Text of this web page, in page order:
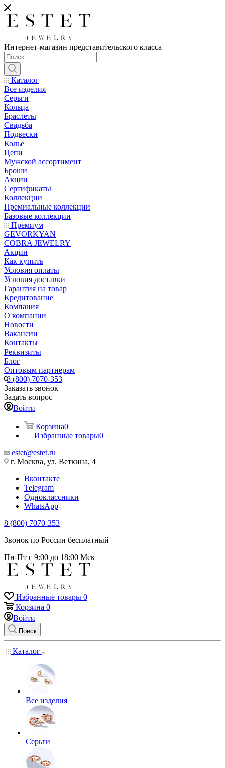
Интернет-магазин представительского класса
Каталог
Все изделия
Серьги
Кольца
Браслеты
Свадьба
Подвески
Колье
Цепи
Мужской ассортимент
Броши
Акции
Сертификаты
Коллекции
Премиальные коллекции
Базовые коллекции
Премиум
GEVORKYAN
COBRA JEWELRY
Акции
Как купить
Условия оплаты
Условия доставки
Гарантия на товар
Кредитование
Компания
О компании
Новости
Вакансии
Контакты
Реквизиты
Блог
Оптовым партнерам
8 (800) 7070-353
Заказать звонок
Задать вопрос
Войти
Корзина0
Избранные товары0
estet@estet.ru
г. Москва, ул. Веткина, 4
Вконтакте
Telegram
Одноклассники
WhatsApp
8 (800) 7070-353
Звонок по России бесплатный
Пн-Пт с 9:00 до 18:00 Мск
Избранные товары 0
Корзина 0
Войти
Поиск
Каталог
Все изделия
Серьги